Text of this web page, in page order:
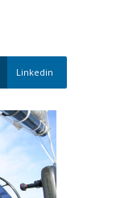
Linkedin